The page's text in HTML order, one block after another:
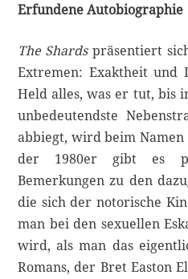
Erfundene Autobiographie
The Shardspräsentiert
Extremen: Exaktheit
Held alles, was er tut, bis
unbedeutendste
abbiegt, wird beim
der 1980er gibt es
Bemerkungen zu den
die sich der notorische
man bei den sexuellen
wird, als man das
Romans, der Bret Easton